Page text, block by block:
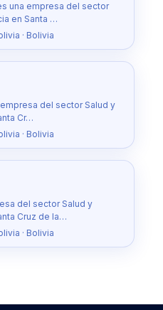
una empresa del sector
en Santa …
· Bolivia
del sector Salud y
Cr…
· Bolivia
del sector Salud y
Cruz de la…
· Bolivia